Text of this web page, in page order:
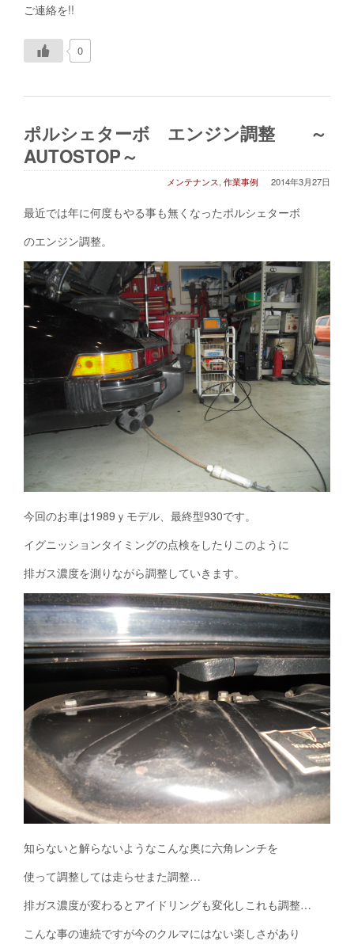
ご連絡を!!
0
ポルシェターボ エンジン調整 ～
AUTOSTOP～
2014年3月27日
メンテナンス, 作業事例
最近では年に何度もやる事も無くなったポルシェターボ
のエンジン調整。
今回のお車は1989ｙモデル、最終型930です。
イグニッションタイミングの点検をしたりこのように
排ガス濃度を測りながら調整していきます。
知らないと解らないようなこんな奥に六角レンチを
使って調整しては走らせまた調整…
排ガス濃度が変わるとアイドリングも変化しこれも調整…
こんな事の連続ですが今のクルマにはない楽しさがあり